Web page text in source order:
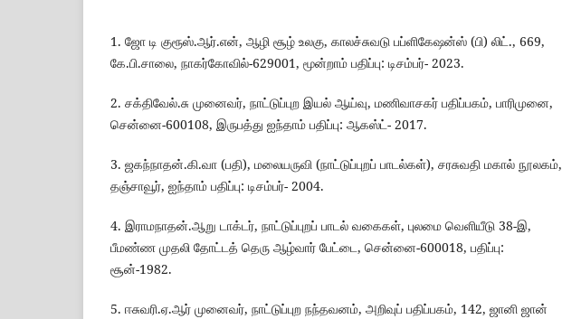
1. ஜோ டி குரூஸ்.ஆர்.என், ஆழி சூழ் உலகு, காலச்சுவடு பப்ளிகேஷன்ஸ் (பி) லிட்., 669,
கே.பி.சாலை, நாகர்கோவில்-629001, மூன்றாம் பதிப்பு: டிசம்பர்- 2023.
2. சக்திவேல்.சு முனைவர், நாட்டுப்புற இயல் ஆய்வு, மணிவாசகர் பதிப்பகம், பாரிமுனை,
சென்னை-600108, இருபத்து ஐந்தாம் பதிப்பு: ஆகஸ்ட்- 2017.
3. ஜகந்நாதன்.கி.வா (பதி), மலையருவி (நாட்டுப்புறப் பாடல்கள்), சரசுவதி மகால் நூலகம்,
தஞ்சாவூர், ஐந்தாம் பதிப்பு: டிசம்பர்- 2004.
4. இராமநாதன்.ஆறு டாக்டர், நாட்டுப்புறப் பாடல் வகைகள், புலமை வெளியீடு 38-இ,
பீமண்ண முதலி தோட்டத் தெரு ஆழ்வார் பேட்டை, சென்னை-600018, பதிப்பு:
சூன்-1982.
5. ஈசுவரி.ஏ.ஆர் முனைவர், நாட்டுப்புற நந்தவனம், அறிவுப் பதிப்பகம், 142, ஜானி ஜான்